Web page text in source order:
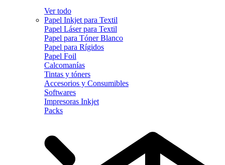
Ver todo
Papel Inkjet para Textil
Papel Láser para Textil
Papel para Tóner Blanco
Papel para Rígidos
Papel Foil
Calcomanías
Tintas y tóners
Accesorios y Consumibles
Softwares
Impresoras Inkjet
Packs